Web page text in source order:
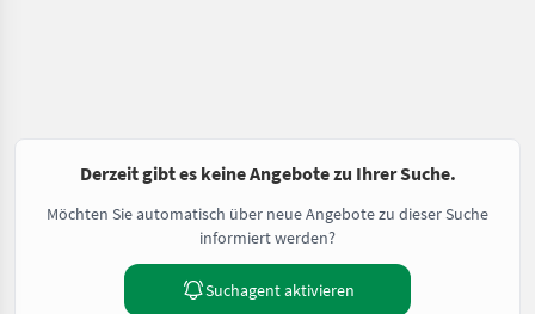
Derzeit gibt es keine Angebote zu Ihrer Suche.
Möchten Sie automatisch über neue Angebote zu dieser Suche
informiert werden?
Suchagent aktivieren